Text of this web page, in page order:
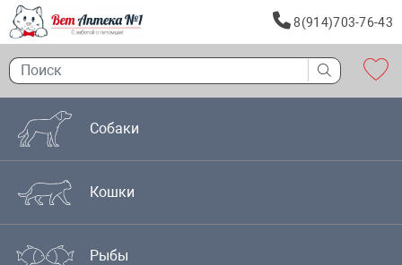
8(914)703-76-43
Собаки
Кошки
Рыбы